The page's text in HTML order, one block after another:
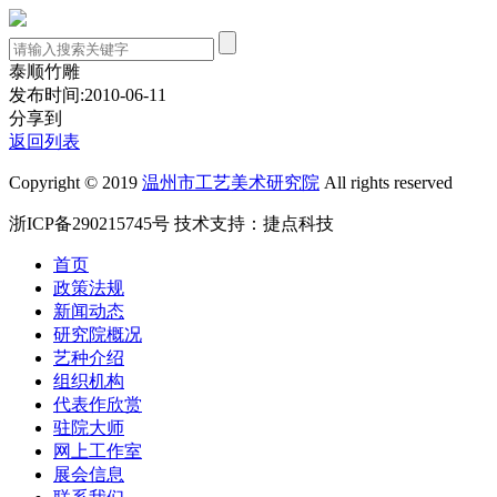
泰顺竹雕
发布时间:2010-06-11
分享到
返回列表
Copyright © 2019 温州市工艺美术研究院 All rights reserved
浙ICP备290215745号 技术支持： 捷点科技
首页
政策法规
新闻动态
研究院概况
艺种介绍
组织机构
代表作欣赏
驻院大师
网上工作室
展会信息